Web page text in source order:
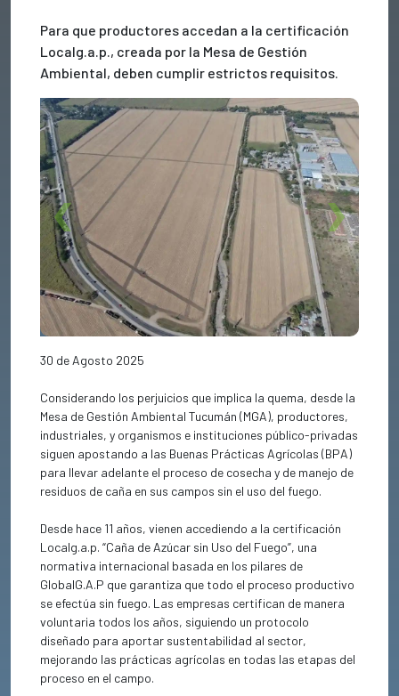
Para que productores accedan a la certificación
Localg.a.p., creada por la Mesa de Gestión
Ambiental, deben cumplir estrictos requisitos.
Previous Next
30 de Agosto 2025
Considerando los perjuicios que implica la quema, desde la
Mesa de Gestión Ambiental Tucumán (MGA), productores,
industriales, y organismos e instituciones público-privadas
siguen apostando a las Buenas Prácticas Agrícolas (BPA)
para llevar adelante el proceso de cosecha y de manejo de
residuos de caña en sus campos sin el uso del fuego.
Desde hace 11 años, vienen accediendo a la certificación
Localg.a.p. “Caña de Azúcar sin Uso del Fuego”, una
normativa internacional basada en los pilares de
GlobalG.A.P que garantiza que todo el proceso productivo
se efectúa sin fuego. Las empresas certifican de manera
voluntaria todos los años, siguiendo un protocolo
diseñado para aportar sustentabilidad al sector,
mejorando las prácticas agrícolas en todas las etapas del
proceso en el campo.